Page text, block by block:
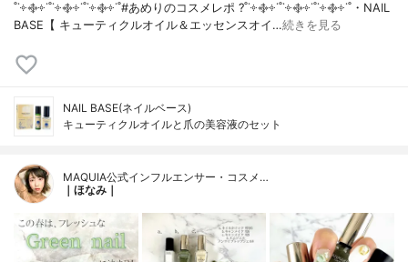
˚˙༓࿇༓˙˚˙༓࿇༓˙˚˙༓࿇༓˙˚#あめりのコスメレポ ?˚˙༓࿇༓˙˚˙༓࿇༓˙˚˙༓࿇༓˙˚・NAIL
BASE【 キューティクルオイル＆エッセンスオイ…続きを見る
NAIL BASE(ネイルベース)
キューティクルオイルと爪の美容液のセット
MAQUIA公式インフルエンサー・コスメ…
｜ほなみ｜